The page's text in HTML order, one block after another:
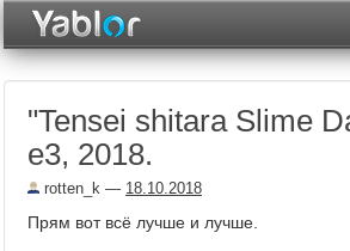
Неделя
"Tensei shitara Slime
е3, 2018.
rotten_k — 18.10.2018
Прям вот всё лучше и лучше.